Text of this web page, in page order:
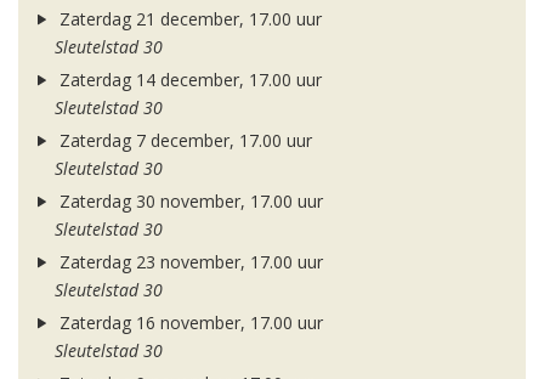
Zaterdag 21 december, 17.00 uur
Sleutelstad 30
Zaterdag 14 december, 17.00 uur
Sleutelstad 30
Zaterdag 7 december, 17.00 uur
Sleutelstad 30
Zaterdag 30 november, 17.00 uur
Sleutelstad 30
Zaterdag 23 november, 17.00 uur
Sleutelstad 30
Zaterdag 16 november, 17.00 uur
Sleutelstad 30